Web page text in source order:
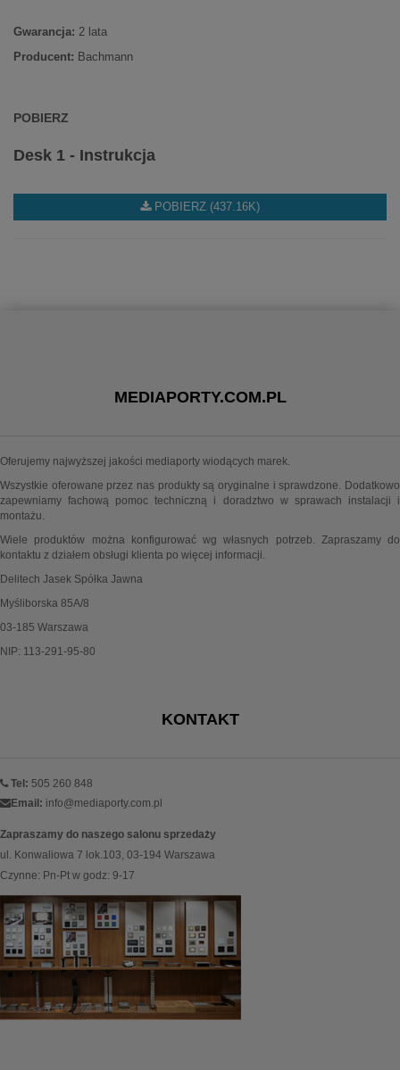
Gwarancja: 2 lata
Producent: Bachmann
POBIERZ
Desk 1 - Instrukcja
POBIERZ (437.16K)
MEDIAPORTY.COM.PL
Oferujemy najwyższej jakości mediaporty wiodących marek.
Wszystkie oferowane przez nas produkty są oryginalne i sprawdzone. Dodatkowo
zapewniamy fachową pomoc techniczną i doradztwo w sprawach instalacji i
montażu.
Wiele produktów można konfigurować wg własnych potrzeb. Zapraszamy do
kontaktu z działem obsługi klienta po więcej informacji.
Delitech Jasek Spółka Jawna
Myśliborska 85A/8
03-185 Warszawa
NIP: 113-291-95-80
KONTAKT
Tel: 505 260 848
Email: info@mediaporty.com.pl
Zapraszamy do naszego salonu sprzedaży
ul. Konwaliowa 7 lok.103, 03-194 Warszawa
Czynne: Pn-Pt w godz: 9-17